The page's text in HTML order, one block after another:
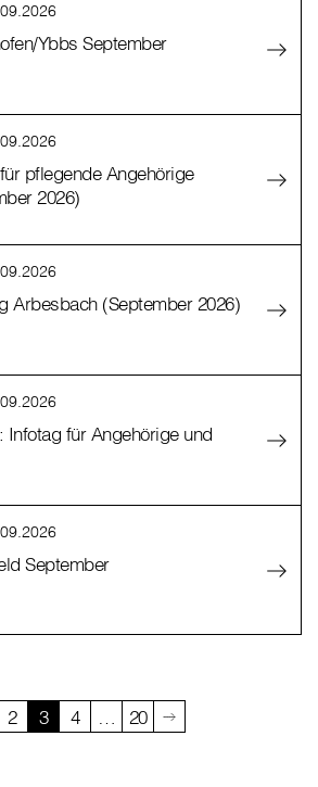
Ybbs September
pflegende Angehörige
2026)
Arbesbach (September 2026)
Infotag für Angehörige und
September
2 3 4 … 20